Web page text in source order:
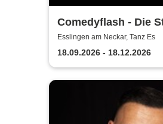
Comedyflash - Die
Comedy Show in
Esslingen am Neckar, Tanz Es
18.09.2026 - 18.12.2026